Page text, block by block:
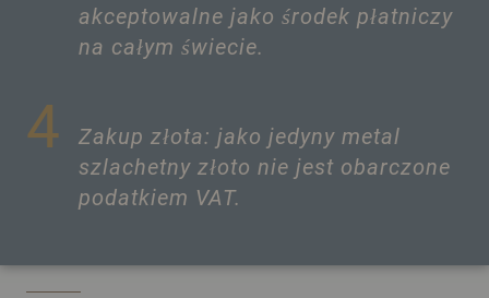
akceptowalne jako środek płatniczy
na całym świecie.
4
Zakup złota: jako jedyny metal
szlachetny złoto nie jest obarczone
podatkiem VAT.